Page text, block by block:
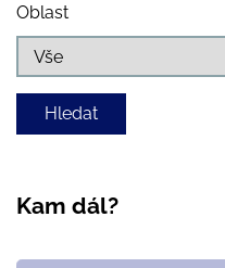
Oblast
Kam dál?